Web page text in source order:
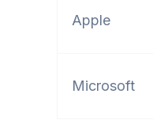
Apple
Microsoft